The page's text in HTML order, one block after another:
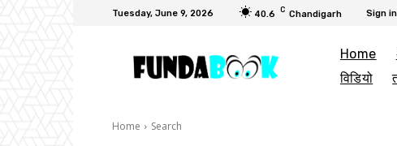
Tuesday, June 9, 2026 40.6 C Chandigarh Sign
Home
विडियो
Home Search